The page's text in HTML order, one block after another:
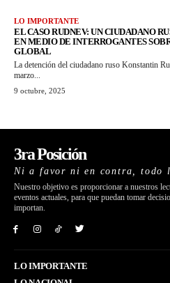
LO IMPORTANTE
EL CASO RUDNEV: UN CIUDADANO
EN MEDIO DE INTERROGANTES
GLOBAL
La detención del ciudadano ruso Konstantin
marzo...
9 octubre, 2025
3ra Posición
Ni a favor ni en contra, todo
Nuestro objetivo es proporcionar a nuestros
eventos actuales, para que puedan tomar
importan.
LO IMPORTANTE